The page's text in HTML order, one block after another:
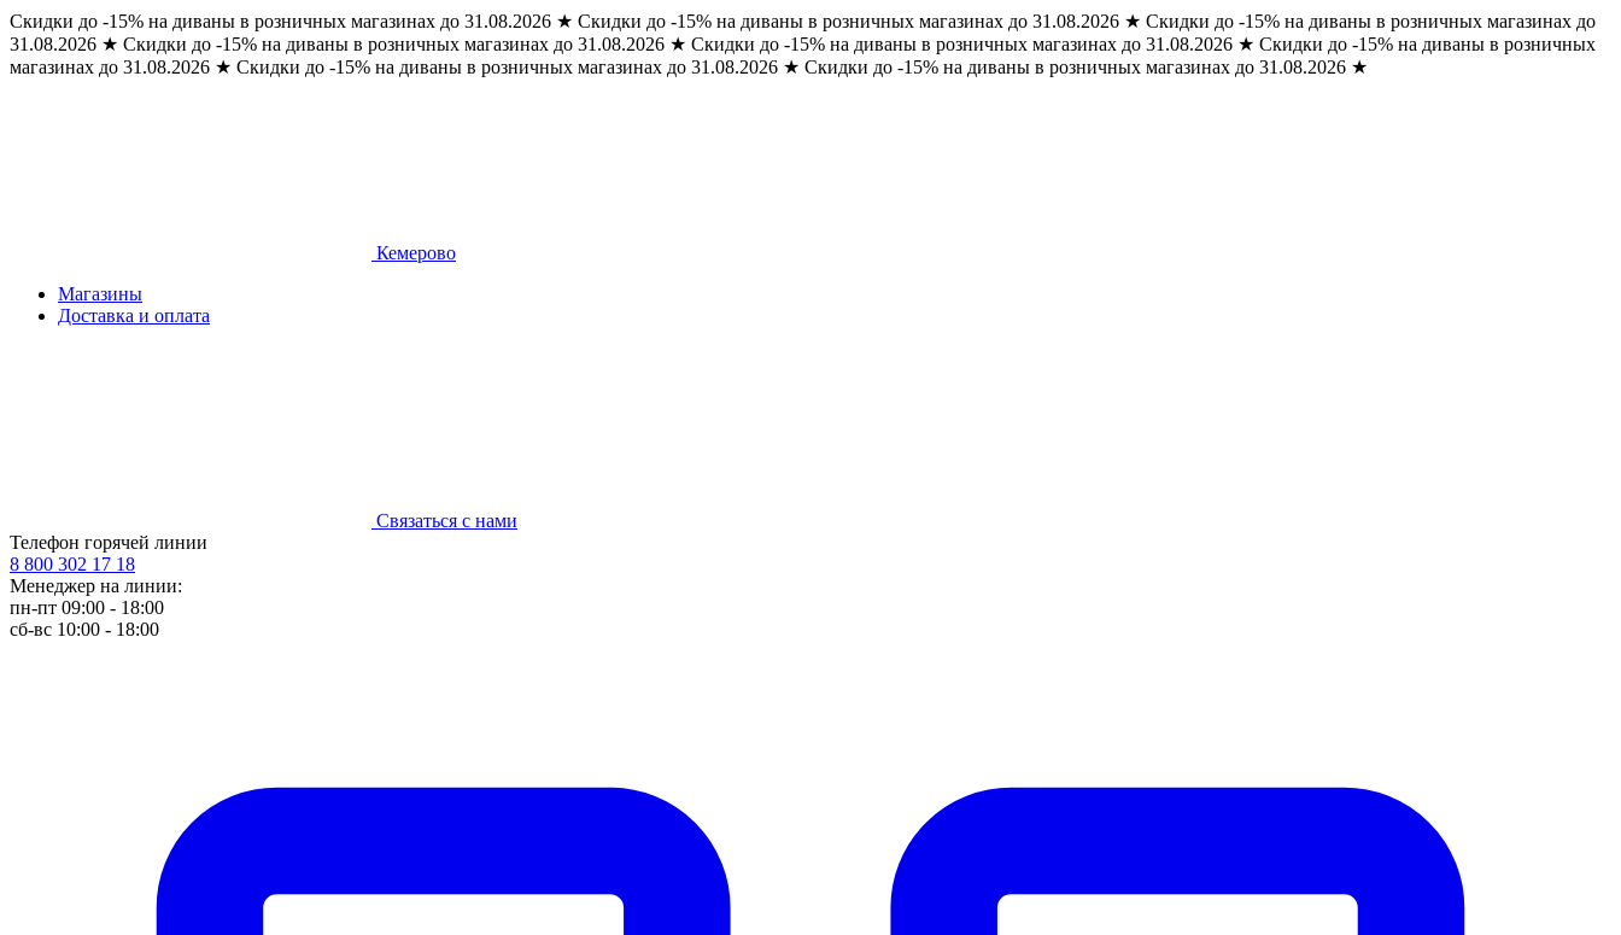
Скидки до -15% на диваны в розничных магазинах до 31.08.2026 ★ Скидки до -15% на диваны в розничных магазинах до 31.08.2026 ★ Скидки до -15% на диваны в розничных магазинах до
31.08.2026 ★ Скидки до -15% на диваны в розничных магазинах до 31.08.2026 ★ Скидки до -15% на диваны в розничных магазинах до 31.08.2026 ★ Скидки до -15% на диваны в розничных
магазинах до 31.08.2026 ★ Скидки до -15% на диваны в розничных магазинах до 31.08.2026 ★ Скидки до -15% на диваны в розничных магазинах до 31.08.2026 ★
Кемерово
Магазины
Доставка и оплата
Связаться с нами
Телефон горячей линии
8 800 302 17 18
Менеджер на линии:
пн-пт 09:00 - 18:00
сб-вс 10:00 - 18:00